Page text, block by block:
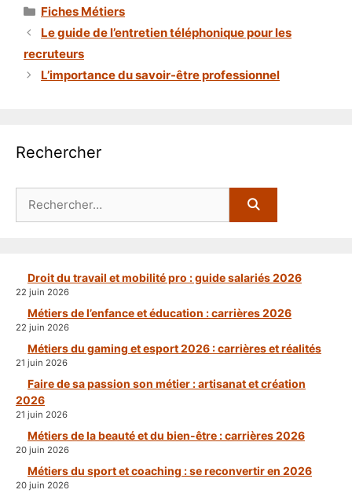
Catégories
Fiches Métiers
Le guide de l’entretien téléphonique pour les
recruteurs
L’importance du savoir-être professionnel
Rechercher
Droit du travail et mobilité pro : guide salariés 2026
22 juin 2026
Métiers de l’enfance et éducation : carrières 2026
22 juin 2026
Métiers du gaming et esport 2026 : carrières et réalités
21 juin 2026
Faire de sa passion son métier : artisanat et création
2026
21 juin 2026
Métiers de la beauté et du bien-être : carrières 2026
20 juin 2026
Métiers du sport et coaching : se reconvertir en 2026
20 juin 2026